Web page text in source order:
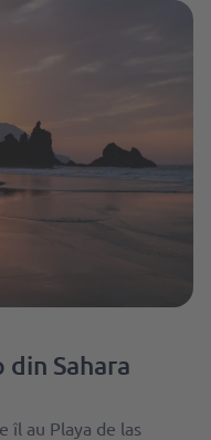
Sahara
îl au Playa de las